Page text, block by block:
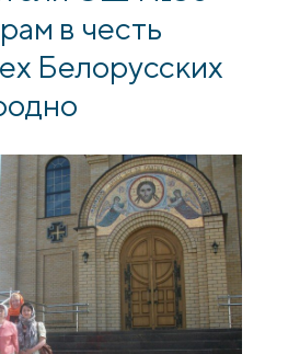
в честь
Белорусских